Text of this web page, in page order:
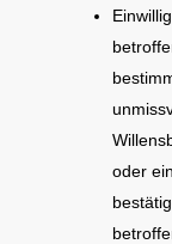
oder